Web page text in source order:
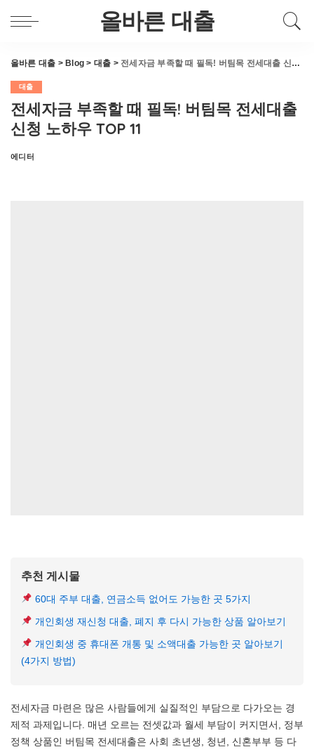
올바른 대출
올바른 대출 > Blog > 대출 > 전세자금 부족할 때 필독! 버팀목 전세대출 신청 노하우 TOP 11
대출
전세자금 부족할 때 필독! 버팀목 전세대출
신청 노하우 TOP 11
Posted
에디터
추천 게시물
60대 주부 대출, 연금소득 없어도 가능한 곳 5가지
개인회생 재신청 대출, 폐지 후 다시 가능한 상품 알아보기
개인회생 중 휴대폰 개통 및 소액대출 가능한 곳 알아보기
(4가지 방법)
전세자금 마련은 많은 사람들에게 실질적인 부담으로 다가오는 경
제적 과제입니다. 매년 오르는 전셋값과 월세 부담이 커지면서, 정부
정책 상품인 버팀목 전세대출은 사회 초년생, 청년, 신혼부부 등 다